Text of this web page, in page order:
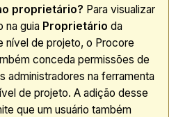
proprietário? Para visualizar
na guia Proprietário da
nível de projeto, o Procore
conceda permissões de
administradores na ferramenta
de projeto. A adição desse
que um usuário também